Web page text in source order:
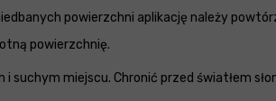
powierzchni aplikację należy
powierzchnię.
i suchym miejscu. Chronić przed światłem